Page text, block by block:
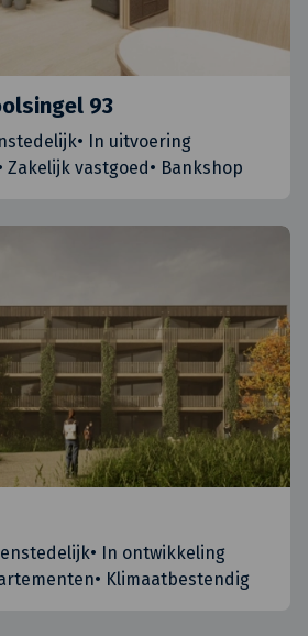
93
• In uitvoering
Zakelijk vastgoed• Bankshop
• In ontwikkeling
• Klimaatbestendig